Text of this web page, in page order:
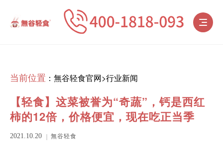
当前位置 ： 無谷轻食官网>行业新闻
【轻食】这菜被誉为“奇蔬”，钙是西红
柿的12倍，价格便宜，现在吃正当季
2021.10.20 無谷轻食